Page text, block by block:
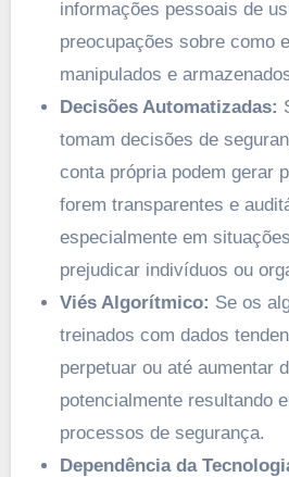
informações pessoais de
preocupações sobre como
manipulados e
Decisões Automatizadas:
tomam decisões de
conta própria podem gerar
forem transparentes e
especialmente em
prejudicar indivíduos ou
Viés Algorítmico: Se os
treinados com dados
perpetuar ou até aumentar
potencialmente resultando
processos de segurança.
Dependência da